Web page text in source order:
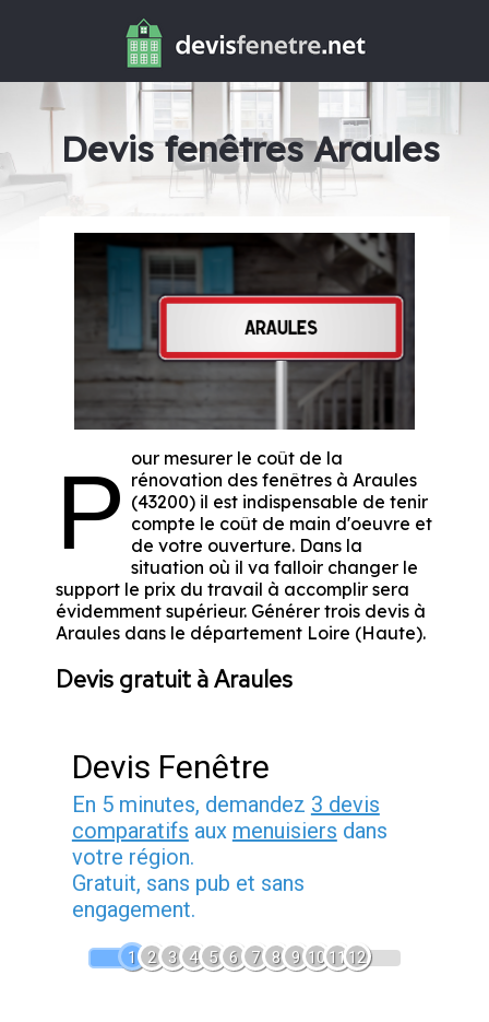
Devis fenêtres Araules
P our mesurer le coût de la
rénovation des fenêtres à Araules
(43200) il est indispensable de tenir
compte le coût de main d'oeuvre et
de votre ouverture. Dans la
situation où il va falloir changer le
support le prix du travail à accomplir sera
évidemment supérieur. Générer trois devis à
Araules dans le département Loire (Haute).
Devis gratuit à Araules
Devis Fenêtre
En 5 minutes, demandez 3 devis
comparatifs aux menuisiers dans
votre région.
Gratuit, sans pub et sans
engagement.
1 2 3 4 5 6 7 8 9 1011 12